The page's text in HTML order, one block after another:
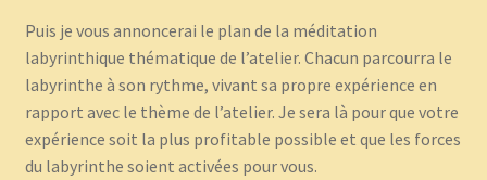
Puis je vous annoncerai le plan de la méditation
labyrinthique thématique de l’atelier. Chacun parcourra le
labyrinthe à son rythme, vivant sa propre expérience en
rapport avec le thème de l’atelier. Je sera là pour que votre
expérience soit la plus profitable possible et que les forces
du labyrinthe soient activées pour vous.